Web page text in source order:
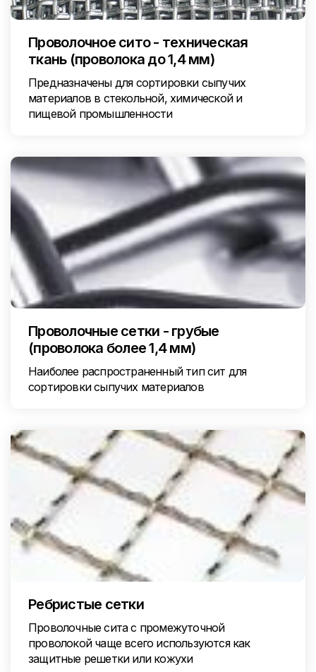
Проволочное сито - техническая
ткань (проволока до 1,4 мм)
Предназначены для сортировки сыпучих
материалов в стекольной, химической и
пищевой промышленности
Проволочные сетки - грубые
(проволока более 1,4 мм)
Наиболее распространенный тип сит для
сортировки сыпучих материалов
Ребристые сетки
Проволочные сита с промежуточной
проволокой чаще всего используются как
защитные решетки или кожухи